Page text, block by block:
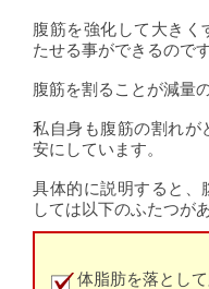
腹筋を強化して大きく
たせる事ができるのです
腹筋を割ることが減量
私自身も腹筋の割れが
安にしています。
具体的に説明すると、
しては以下のふたつが
体脂肪を落とし